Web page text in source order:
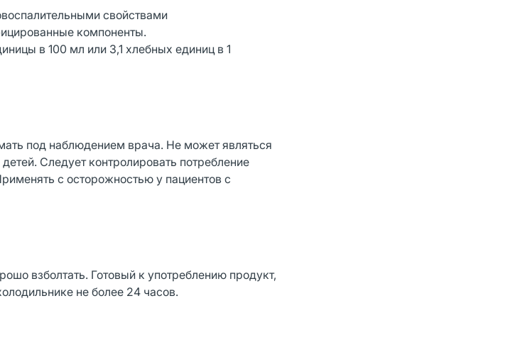
свойствами
компоненты.
в 100 мл или 3,1 хлебных единиц в 1
под наблюдением врача. Не может являться
Следует контролировать потребление
с осторожностью у пациентов с
взболтать. Готовый к употреблению продукт,
не более 24 часов.